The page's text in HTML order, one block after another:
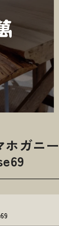
ホガニ